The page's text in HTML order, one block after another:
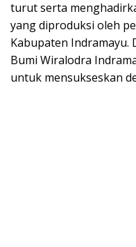
turut serta
yang diproduksi oleh
Kabupaten Indramayu.
Bumi Wiralodra
untuk mensukseskan